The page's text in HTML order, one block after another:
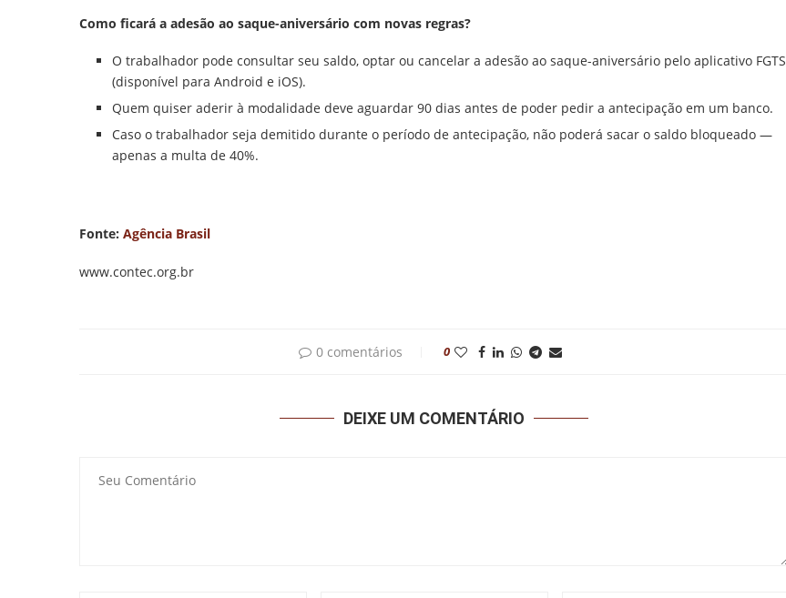
Como ficará a adesão ao saque-aniversário com novas regras?
O trabalhador pode consultar seu saldo, optar ou cancelar a adesão ao saque-aniversário pelo aplicativo FGTS
(disponível para Android e iOS).
Quem quiser aderir à modalidade deve aguardar 90 dias antes de poder pedir a antecipação em um banco.
Caso o trabalhador seja demitido durante o período de antecipação, não poderá sacar o saldo bloqueado —
apenas a multa de 40%.
Fonte: Agência Brasil
www.contec.org.br
0 comentários 0
DEIXE UM COMENTÁRIO